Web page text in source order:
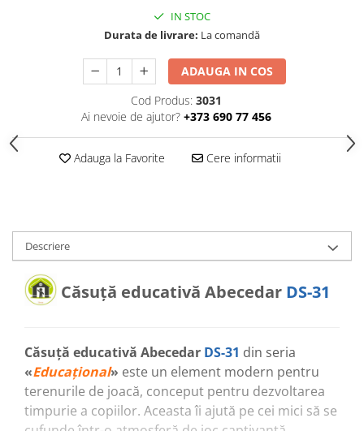
Table pentru desen
Gardulețe
Echipamente pentru grădinițe
Pavilioane pentru grădinițe
Accesorii / Componente
/Trapez
Accesorii de joacă
Elemente structurale
Oferte și Proiecte
Structuri din Frânghie
Educativ / Creativ
IN STOC
Durata de livrare: La comandă
ADAUGA IN COS
Cod Produs: 3031
Ai nevoie de ajutor? +373 690 77 456
Adauga la Favorite Cere informatii
Descriere
Căsuță educativă Abecedar DS-31
Căsuță educativă Abecedar DS-31 din seria
«Educațional» este un element modern pentru
terenurile de joacă, conceput pentru dezvoltarea
timpurie a copiilor. Aceasta îi ajută pe cei mici să se